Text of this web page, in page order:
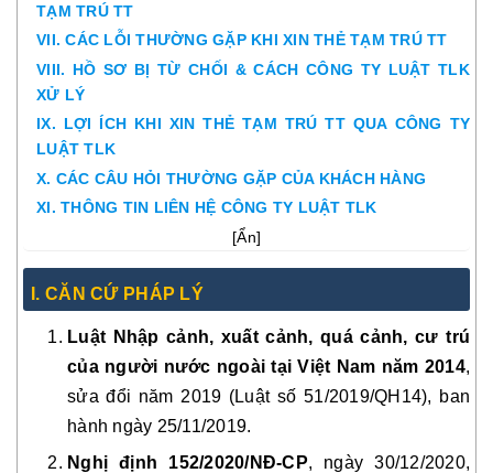
TẠM TRÚ TT
VII. CÁC LỖI THƯỜNG GẶP KHI XIN THẺ TẠM TRÚ TT
VIII. HỒ SƠ BỊ TỪ CHỐI & CÁCH CÔNG TY LUẬT TLK
XỬ LÝ
IX. LỢI ÍCH KHI XIN THẺ TẠM TRÚ TT QUA CÔNG TY
LUẬT TLK
X. CÁC CÂU HỎI THƯỜNG GẶP CỦA KHÁCH HÀNG
XI. THÔNG TIN LIÊN HỆ CÔNG TY LUẬT TLK
[Ẩn]
I. CĂN CỨ PHÁP LÝ
Luật Nhập cảnh, xuất cảnh, quá cảnh, cư trú
của người nước ngoài tại Việt Nam năm 2014,
sửa đổi năm 2019 (Luật số 51/2019/QH14), ban
hành ngày 25/11/2019.
Nghị định 152/2020/NĐ-CP, ngày 30/12/2020,